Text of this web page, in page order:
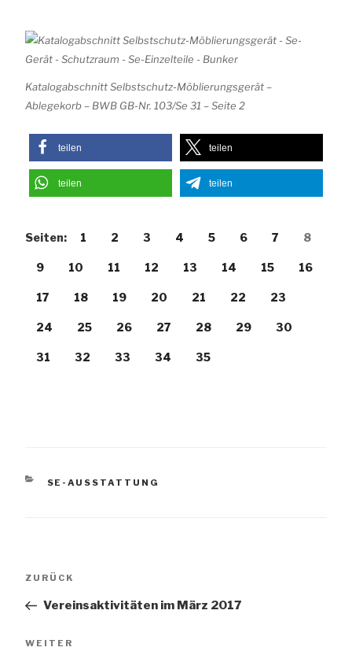
Katalogabschnitt Selbstschutz-Möblierungsgerät –
Ablegekorb – BWB GB-Nr. 103/Se 31 – Seite 2
teilen teilen
teilen teilen
Seiten: 1 2 3 4 5 6 7 8
9 10 11 12 13 14 15 16
17 18 19 20 21 22 23
24 25 26 27 28 29 30
31 32 33 34 35
KATEGORIEN
SE-AUSSTATTUNG
Vorheriger
ZURÜCK
Vereinsaktivitäten im März 2017
Nächster
WEITER